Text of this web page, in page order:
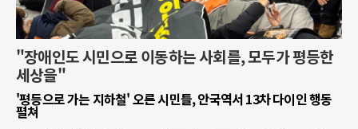
"장애인도 시민으로 이동하는 사회를, 모두가 평등한
세상을"
'평등으로 가는 지하철' 오른 시민들, 안국역서 13차 다이인 행동
펼쳐